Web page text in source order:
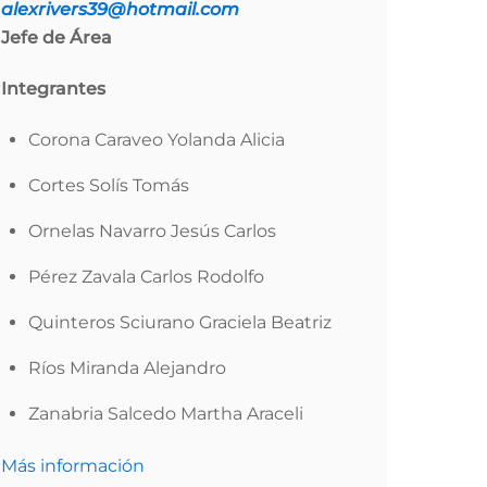
alexrivers39@hotmail.com
Jefe de Área
Integrantes
Corona Caraveo Yolanda Alicia
Cortes Solís Tomás
Ornelas Navarro Jesús Carlos
Pérez Zavala Carlos Rodolfo
Quinteros Sciurano Graciela Beatriz
Ríos Miranda Alejandro
Zanabria Salcedo Martha Araceli
Más información